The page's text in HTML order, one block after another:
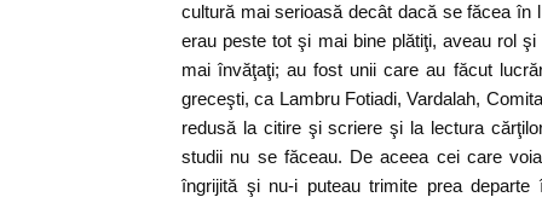
cultură mai serioasă decât dacă se făcea în
erau peste tot şi mai bine plătiţi, aveau rol
mai învăţaţi; au fost unii care au făcut
greceşti, ca Lambru Fotiadi, Vardalah,
redusă la citire şi scriere şi la lectura
studii nu se făceau. De aceea cei care
îngrijită şi nu-i puteau trimite prea